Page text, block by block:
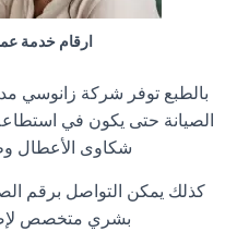
ارقام خدمة
بالطبع توفر شركة زانوسي
الصيانة حتى يكون في
شكاوى الأعطال
كذلك يمكن التواصل برقم
بشري متخصص